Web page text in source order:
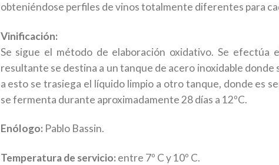
obteniéndose perfiles de vinos totalmente diferentes para
Vinificación:
Se sigue el método de elaboración oxidativo. Se efectúa
resultante se destina a un tanque de acero inoxidable
a esto se trasiega el líquido limpio a otro tanque, donde es
se fermenta durante aproximadamente 28 días a 12ºC.
Enólogo:Pablo Bassin.
Temperatura de servicio:entre 7º C y 10º C.